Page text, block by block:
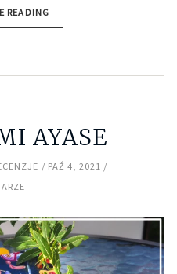
READING
AYASE
PAŹ 4, 2021